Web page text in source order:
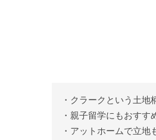
・クラークという土
・親子留学にもおすす
・アットホームで立